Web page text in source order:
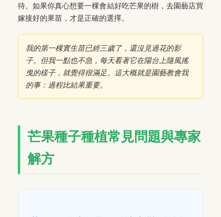
待。如果你真心想要一棵會結好吃芒果的樹，去園藝店買
嫁接好的果苗，才是正確的選擇。
我的第一棵實生苗已經三歲了，還沒見過花的影
子。但我一點也不急，每天看著它在陽台上隨風搖
曳的樣子，就覺得很滿足。這大概就是園藝教會我
的事：過程比結果重要。
芒果種子種植常見問題與專家
解方